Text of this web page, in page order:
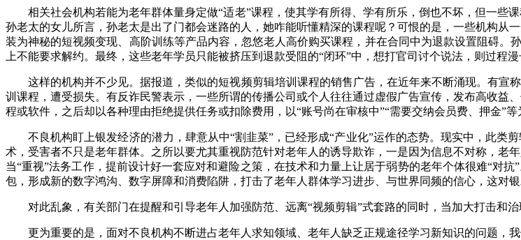
相关社会机构若能为老年群体量身定做“适老”课程，使其学有所得、学有所乐，倒也不坏，但一些
孙老太的女儿所言，孙老太是出了门都会迷路的人，她咋能听懂精深的课程呢？可恨的是，一些机构
装为神秘的短视频变现、高阶训练等产品内容，忽悠老人高价购买课程，并在合同中为退款设置阻碍。
上不能要求解约。最终，这些老年学员只能被挤压到退款受阻的“闭环”中，想打官司讨个说法，则过程
这样的机构并不少见。据报道，类似的短视频剪辑培训课程的销售广告，在近年来不断涌现。有宣
训课程，遭受损失。有反诈民警表示，一些所谓的传播公司或个人往往通过虚假广告宣传，发布高收
程或软件，之后却以各种理由拒绝提供任务或扣除费用，以“账号尚在审核中”“需要交纳会员费、押金”
不良机构盯上银发经济的潜力，肆意从中“割韭菜”，已经形成“产业化”运作的态势。现实中，此类
术，受害者不只是老年群体。之所以要尤其重视防范针对老年人的诱导欺诈，一是因为信息不对称，
当“重视”法务工作，提前设计好一套应对和避险之策，在技术和力量上让居于弱势的老年个体很难“对
包，形成新的数字鸿沟、数字屏障和消费陷阱，打击了老年人群体学习进步、与世界同频的信心，这对
对此乱象，有关部门在提醒和引导老年人加强防范、远离“视频剪辑”式套路的同时，当加大打击和治
更为重要的是，面对不良机构不断进占老年人求知领域、老年人缺乏正规途径学习新知识的问题，